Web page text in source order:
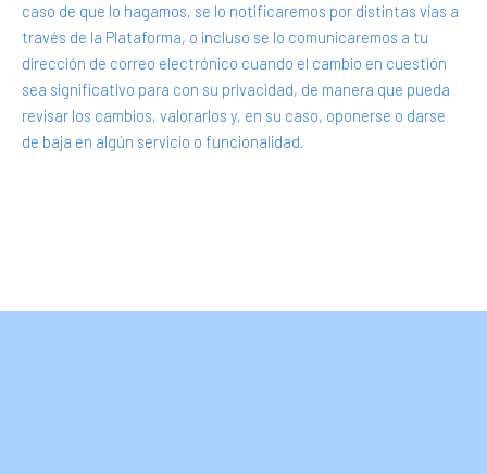
caso de que lo hagamos, se lo notificaremos por distintas vías a
través de la Plataforma, o incluso se lo comunicaremos a tu
dirección de correo electrónico cuando el cambio en cuestión
sea significativo para con su privacidad, de manera que pueda
revisar los cambios, valorarlos y, en su caso, oponerse o darse
de baja en algún servicio o funcionalidad.